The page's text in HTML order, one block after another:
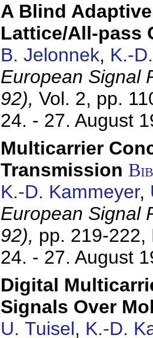
A Blind
Lattice/All-pass
B. Jelonnek, K.-
European Signal
92), Vol. 2, pp.
24. - 27. August
Multicarrier
Transmission
K.-D. Kammeyer,
European Signal
92), pp. 219-222,
24. - 27. August
Digital
Signals Over
U. Tuisel, K.-D.